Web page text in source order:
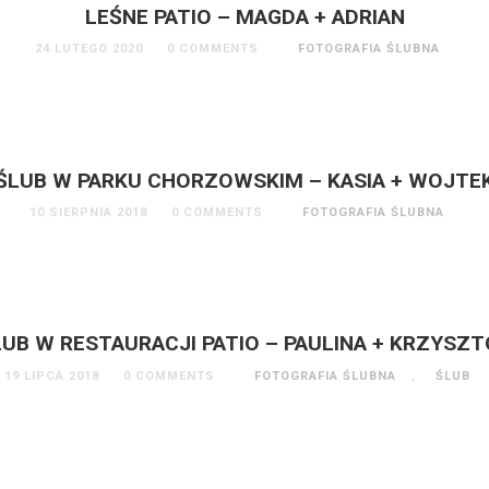
LEŚNE PATIO – MAGDA + ADRIAN
24 LUTEGO 2020 0 COMMENTS FOTOGRAFIA ŚLUBNA
W PARKU CHORZOWSKIM – KASIA +
10 SIERPNIA 2018 0 COMMENTS FOTOGRAFIA ŚLUBNA
W RESTAURACJI PATIO – PAULINA +
19 LIPCA 2018 0 COMMENTS FOTOGRAFIA ŚLUBNA , ŚLUB